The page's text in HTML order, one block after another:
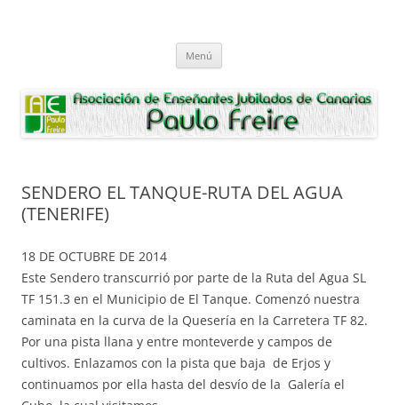
Paulo Freire
Menú
SENDERO EL TANQUE-RUTA DEL AGUA
(TENERIFE)
18 DE OCTUBRE DE 2014
Este Sendero transcurrió por parte de la Ruta del Agua SL
TF 151.3 en el Municipio de El Tanque. Comenzó nuestra
caminata en la curva de la Quesería en la Carretera TF 82.
Por una pista llana y entre monteverde y campos de
cultivos. Enlazamos con la pista que baja de Erjos y
continuamos por ella hasta del desvío de la Galería el